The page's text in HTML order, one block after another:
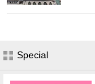
Special